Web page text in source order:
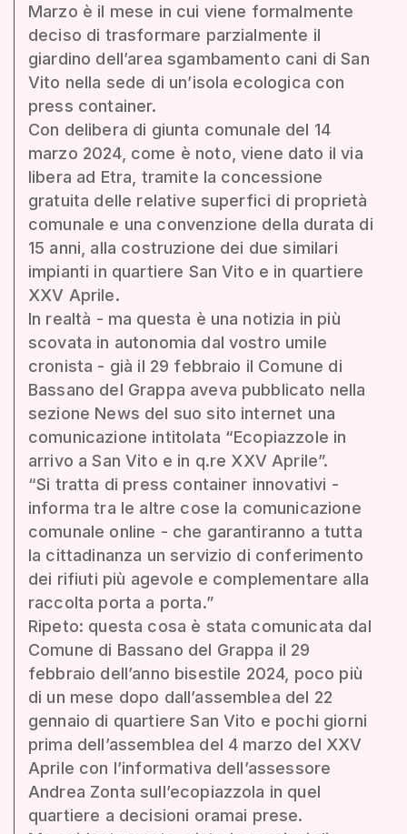
Marzo è il mese in cui viene formalmente
deciso di trasformare parzialmente il
giardino dell’area sgambamento cani di San
Vito nella sede di un’isola ecologica con
press container.
Con delibera di giunta comunale del 14
marzo 2024, come è noto, viene dato il via
libera ad Etra, tramite la concessione
gratuita delle relative superfici di proprietà
comunale e una convenzione della durata di
15 anni, alla costruzione dei due similari
impianti in quartiere San Vito e in quartiere
XXV Aprile.
In realtà - ma questa è una notizia in più
scovata in autonomia dal vostro umile
cronista - già il 29 febbraio il Comune di
Bassano del Grappa aveva pubblicato nella
sezione News del suo sito internet una
comunicazione intitolata “Ecopiazzole in
arrivo a San Vito e in q.re XXV Aprile”.
“Si tratta di press container innovativi -
informa tra le altre cose la comunicazione
comunale online - che garantiranno a tutta
la cittadinanza un servizio di conferimento
dei rifiuti più agevole e complementare alla
raccolta porta a porta.”
Ripeto: questa cosa è stata comunicata dal
Comune di Bassano del Grappa il 29
febbraio dell’anno bisestile 2024, poco più
di un mese dopo dall’assemblea del 22
gennaio di quartiere San Vito e pochi giorni
prima dell’assemblea del 4 marzo del XXV
Aprile con l’informativa dell’assessore
Andrea Zonta sull’ecopiazzola in quel
quartiere a decisioni oramai prese.